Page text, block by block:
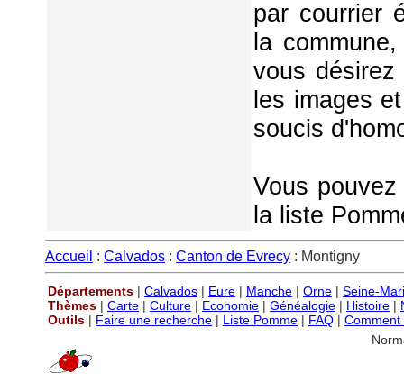
par courrier
la
vous
les images
soucis
Vous
la liste
Accueil : Calvados : Canton de Evrecy : Montigny
Départements | Calvados | Eure | Manche | Orne | Seine-
Thèmes | Carte | Culture | Economie | Généalogie | Histoire |
Outils | Faire une recherche | Liste Pomme | FAQ | Comment